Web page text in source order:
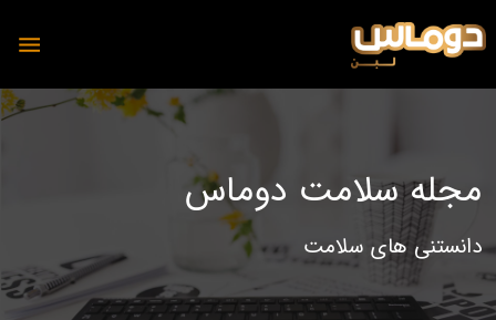
محصولات
دوماس
شیر
تمیس
مجله سلامت دوماس
دانستنی های سلامت